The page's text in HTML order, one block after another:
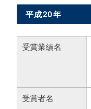
平成20年
受賞業績名
受賞者名